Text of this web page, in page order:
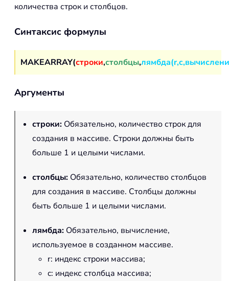
количества строк и столбцов.
Синтаксис формулы
MAKEARRAY(строки,столбцы,
Аргументы
строки: Обязательно, количество строк для
создания в массиве. Строки должны быть
больше 1 и целыми числами.
столбцы: Обязательно, количество столбцов
для создания в массиве. Столбцы должны
быть больше 1 и целыми числами.
лямбда: Обязательно, вычисление,
используемое в созданном массиве.
r: индекс строки массива;
c: индекс столбца массива;